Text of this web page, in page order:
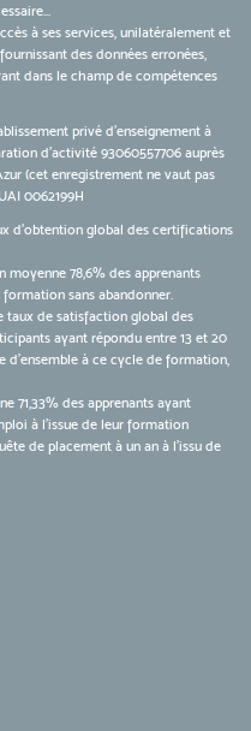
à ses services, unilatéralement et
des données erronées,
dans le champ de compétences
privé d’enseignement à
d’activité 93060557706 auprès
(cet enregistrement ne vaut pas
0062199H
d'obtention global des certifications
moyenne 78,6% des apprenants
sans abandonner.
taux de satisfaction global des
ayant répondu entre 13 et 20
d’ensemble à ce cycle de formation,
71,33% des apprenants ayant
à l'issue de leur formation
de placement à un an à l'issu de